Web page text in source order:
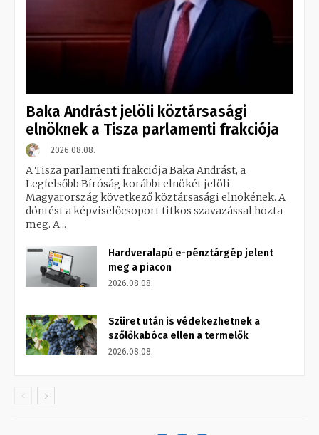
Baka Andrást jelöli köztársasági
elnöknek a Tisza parlamenti frakciója
2026.08.08.
A Tisza parlamenti frakciója Baka Andrást, a
Legfelsőbb Bíróság korábbi elnökét jelöli
Magyarország következő köztársasági elnökének. A
döntést a képviselőcsoport titkos szavazással hozta
meg. A...
Hardveralapú e-pénztárgép jelent
meg a piacon
2026.08.08.
Szüret után is védekezhetnek a
szőlőkabóca ellen a termelők
2026.08.08.